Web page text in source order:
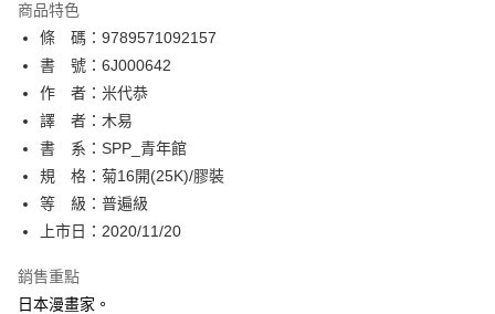
相關說明
【關於「AFTEE先享後付」】
AFTEE先享後付是「在收到商品之後才付款」的支付方式。 讓您購物簡單
便利好安心！
１．簡單：不需註冊會員、不需綁卡、不需儲值。
２．便利：只要手機號碼，簡訊認證，即可結帳。
３．安心：先確認商品／服務後，再付款。
【「AFTEE先享後付」結帳流程】
１．於結帳方式選擇「AFTEE先享後付」後，將跳轉至「AFTEE先享後付」
結帳頁面，進行簡訊認證並確認金額後，即可完成結帳。
２．訂單成立數日內，您將收到繳費通知簡訊。
ATM／網路銀行／等多元方式進行付款，方視為交易完成。
※ 請注意：結帳手續完成當下不需立刻繳費，但若您需要取消訂單，請聯絡
ATM付款
運送方式
全家取貨付款
每筆NT$80，滿NT$500(含以上)免運費
付款後全家取貨
商品特色
條 碼：9789571092157
書 號：6J000642
作 者：米代恭
譯 者：木易
書 系：SPP_青年館
規 格：菊16開(25K)/膠裝
等 級：普遍級
上市日：2020/11/20
銷售重點
日本漫畫家。